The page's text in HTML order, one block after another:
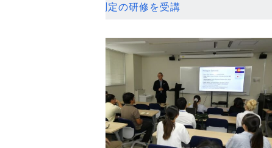
ン測定の研修を受講